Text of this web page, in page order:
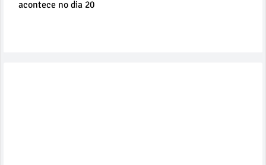
acontece no dia 20